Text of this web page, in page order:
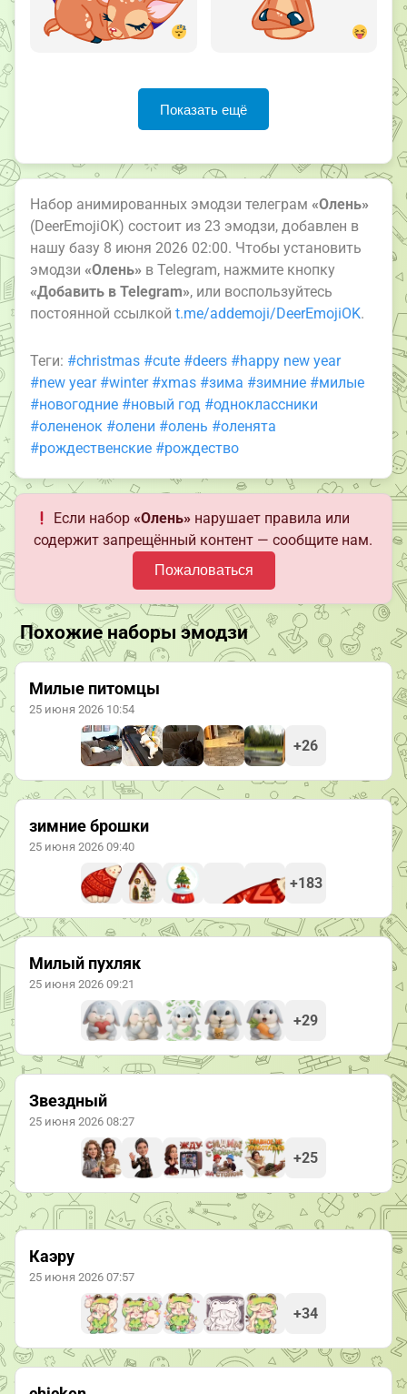
Показать ещё
Набор анимированных эмодзи телеграм «Олень»
(DeerEmojiOK) состоит из 23 эмодзи, добавлен в
нашу базу 8 июня 2026 02:00. Чтобы установить
эмодзи «Олень» в Telegram, нажмите кнопку
«Добавить в Telegram», или воспользуйтесь
постоянной ссылкой t.me/addemoji/DeerEmojiOK.
Теги: #christmas #cute #deers #happy new year
#new year #winter #xmas #зима #зимние #милые
#новогодние #новый год #одноклассники
#олененок #олени #олень #оленята
#рождественские #рождество
Если набор«Олень» нарушает правила или
содержит запрещённый контент — сообщите нам.
Пожаловаться
Похожие наборы эмодзи
Милые питомцы
25 июня 2026 10:54
+26
зимние брошки
25 июня 2026 09:40
+183
Милый пухляк
25 июня 2026 09:21
+29
Звездный
25 июня 2026 08:27
+25
Каэру
25 июня 2026 07:57
+34